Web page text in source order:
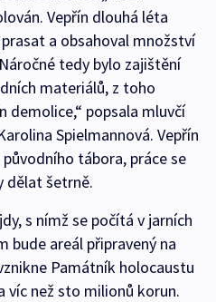
Vepřín dlouhá léta
a obsahoval množství
tedy bylo zajištění
materiálů, z toho
demolice,“ popsala mluvčí
Spielmannová. Vepřín
tábora, práce se
dělat šetrně.
s nímž se počítá v jarních
bude areál připravený na
Památník holocaustu
víc než sto milionů korun.